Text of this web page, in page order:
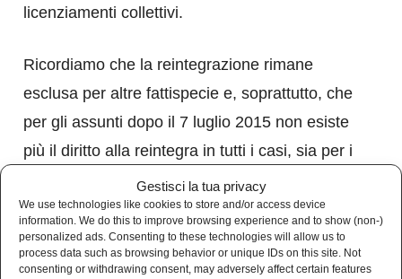
Gestisci la tua privacy
We use technologies like cookies to store and/or access device
information. We do this to improve browsing experience and to show (non-)
personalized ads. Consenting to these technologies will allow us to
process data such as browsing behavior or unique IDs on this site. Not
consenting or withdrawing consent, may adversely affect certain features
licenziamenti collettivi.
Ricordiamo che la reintegrazione rimane
esclusa per altre fattispecie e, soprattutto, che
per gli assunti dopo il 7 luglio 2015 non esiste
più il diritto alla reintegra in tutti i casi, sia per i
licenziamenti individuali che collettivi per effetto
del Jobs ACT di Renzi. Con la scusa di fare
riforme per i giovani alle nuove generazioni è
stata tolta per sempre la tutela dell’articolo 18